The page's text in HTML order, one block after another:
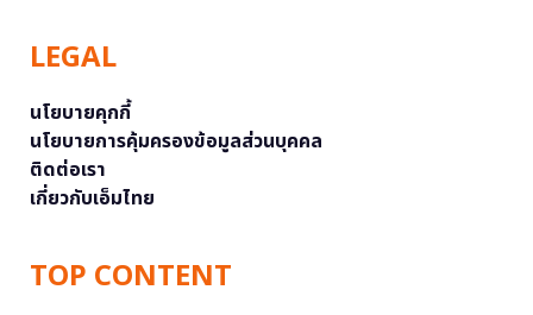
LEGAL
นโยบายคุกกี้
นโยบายการคุ้มครองข้อมูลส่วนบุคคล
ติดต่อเรา
เกี่ยวกับเอ็มไทย
TOP CONTENT